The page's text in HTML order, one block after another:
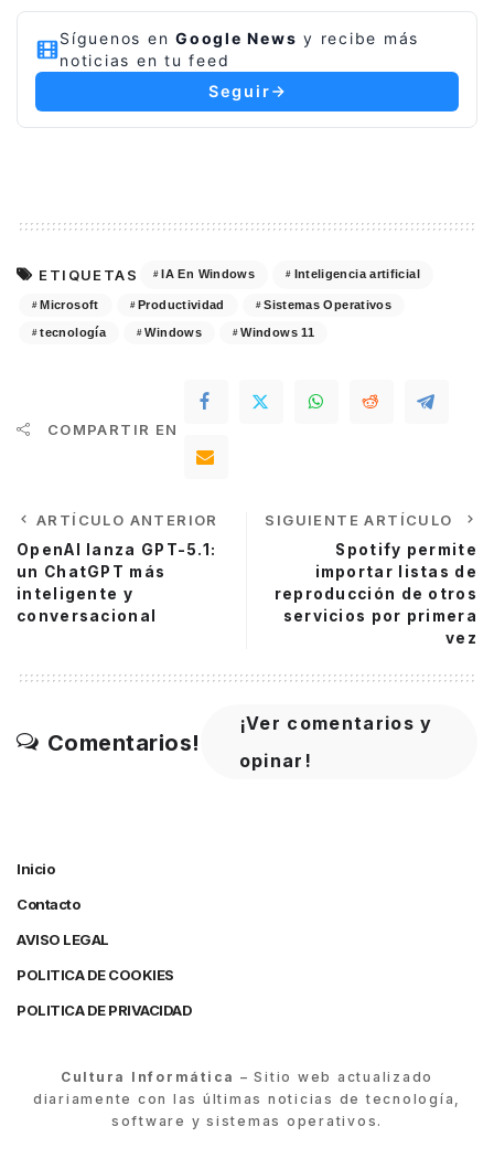
Síguenos en Google News y recibe más
noticias en tu feed
Seguir
ETIQUETAS IA En Windows Inteligencia artificial
Microsoft Productividad Sistemas Operativos
tecnología Windows Windows 11
COMPARTIR EN
ARTÍCULO ANTERIOR
OpenAI lanza GPT-5.1:
un ChatGPT más
inteligente y
conversacional
SIGUIENTE ARTÍCULO
Spotify permite
importar listas de
reproducción de otros
servicios por primera
vez
Comentarios!
¡Ver comentarios y
opinar!
Inicio
Contacto
AVISO LEGAL
POLITICA DE COOKIES
POLITICA DE PRIVACIDAD
Cultura Informática – Sitio web actualizado
diariamente con las últimas noticias de tecnología,
software y sistemas operativos.